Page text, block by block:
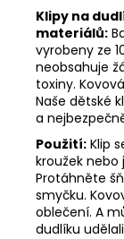
Klipy na
materiálů:
vyrobeny ze
neobsahuje
toxiny.
Naše dětské
a
Použití: Klip
kroužek nebo
Protáhněte
smyčku.
oblečení. A
dudlíku